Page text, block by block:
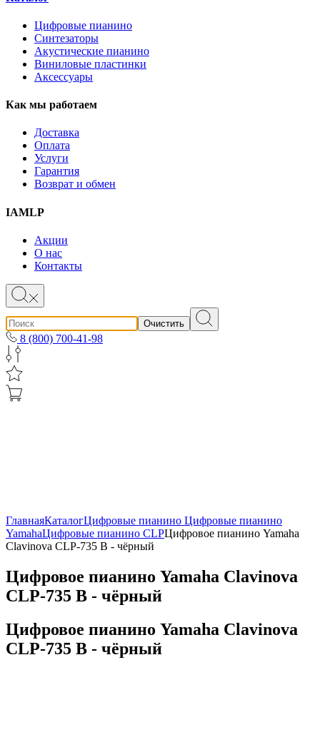
Цифровые пианино
Синтезаторы
Акустические пианино
Виниловые пластинки
Аксессуары
Как мы работаем
Доставка
Оплата
Услуги
Гарантия
Возврат и обмен
IAMLP
Акции
О нас
Контакты
Очистить
8 (800) 700-41-98
ГлавнаяКаталогЦифровые пианино Цифровые пианино
YamahaЦифровые пианино CLPЦифровое пианино Yamaha
Clavinova CLP-735 B - чёрный
Цифровое пианино Yamaha Clavinova
CLP-735 B - чёрный
Цифровое пианино Yamaha Clavinova
CLP-735 B - чёрный